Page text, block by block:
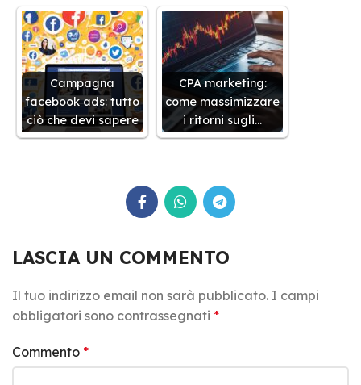
Campagna
facebook ads: tutto
ciò che devi sapere
CPA marketing:
come massimizzare
i ritorni sugli…
LASCIA UN COMMENTO
Il tuo indirizzo email non sarà pubblicato. I campi
obbligatori sono contrassegnati *
Commento *